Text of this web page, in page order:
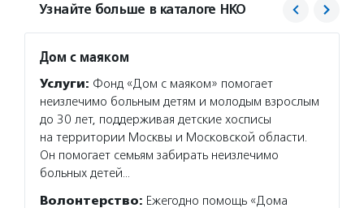
Узнайте больше в каталоге НКО
Дом с маяком
Услуги: Фонд «Дом с маяком» помогает
неизлечимо больным детям и молодым взрослым
до 30 лет, поддерживая детские хосписы
на территории Москвы и Московской области.
Он помогает семьям забирать неизлечимо
больных детей…
Волонтерство: Ежегодно помощь «Дома